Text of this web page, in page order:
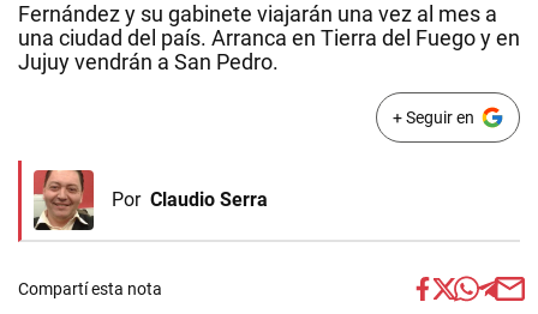
Fernández y su gabinete viajarán una vez al mes a
una ciudad del país. Arranca en Tierra del Fuego y en
Jujuy vendrán a San Pedro.
+ Seguir en
Por Claudio Serra
Compartí esta nota